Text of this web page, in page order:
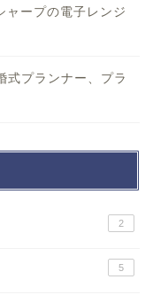
ャープの電子レンジ
式プランナー、プラ
2
5